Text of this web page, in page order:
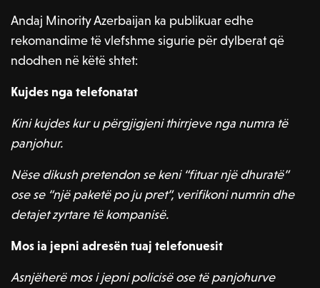
Andaj Minority Azerbaijan ka publikuar edhe
rekomandime të vlefshme sigurie për dylberat që
ndodhen në këtë shtet:
Kujdes nga telefonatat
Kini kujdes kur u përgjigjeni thirrjeve nga numra të
panjohur.
Nëse dikush pretendon se keni “fituar një dhuratë”
ose se “një paketë po ju pret”, verifikoni numrin dhe
detajet zyrtare të kompanisë.
Mos ia jepni adresën tuaj telefonuesit
Asnjëherë mos i jepni policisë ose të panjohurve